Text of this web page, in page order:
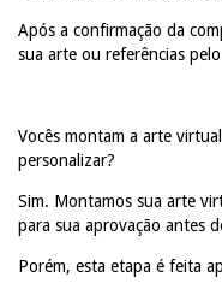
Após a confirmação da
sua arte ou referências
Vocês montam a arte
personalizar?
Sim. Montamos sua arte
para sua aprovação antes
Porém, esta etapa é feita